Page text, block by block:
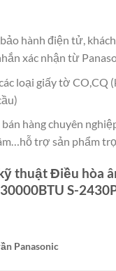
hành điện tử,
xác nhận từ
loại giấy tờ CO,CQ
hàng chuyên
trợ sản phẩm
thuật Điều hòa
S-
Panasonic